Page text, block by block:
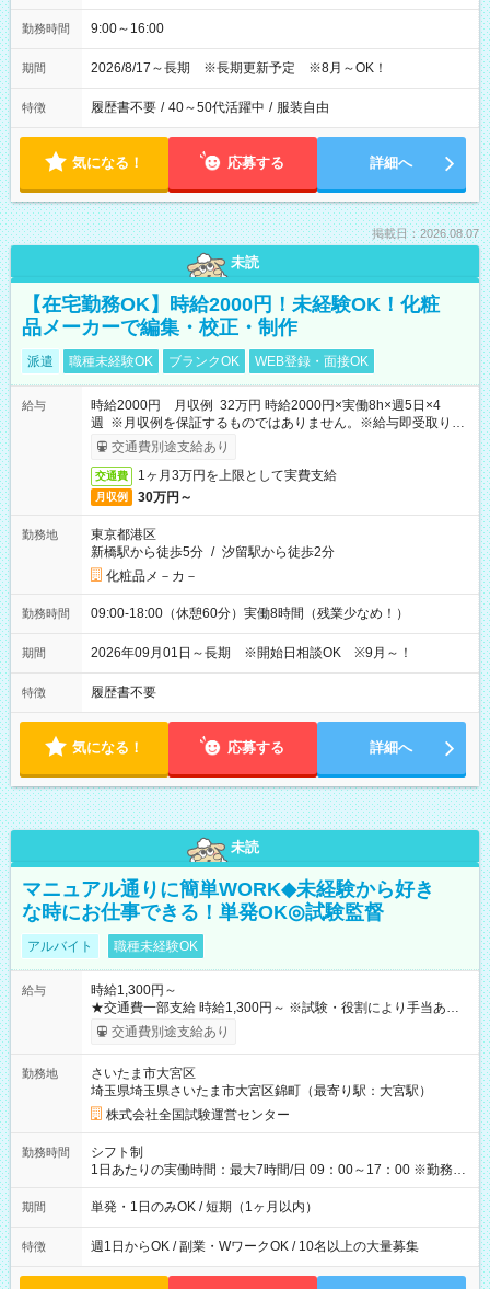
勤務時間 9:00～16:00
期間 2026/8/17～長期 ※長期更新予定 ※8月～OK！
特徴 履歴書不要 / 40～50代活躍中 / 服装自由
気になる！ 応募する 詳細へ
掲載日：2026.08.07
未読
【在宅勤務OK】時給2000円！未経験OK！化粧
品メーカーで編集・校正・制作
派遣 職種未経験OK ブランクOK WEB登録・面接OK
給与
時給2000円 月収例 32万円 時給2000円×実働8h×週5日×4
週 ※月収例を保証するものではありません。※給与即受取りサ
ービス利用可（利用条件有）
交通費別途支給あり
交通費 1ヶ月3万円を上限として実費支給
月収例 30万円～
勤務地
東京都港区
新橋駅から徒歩5分 / 汐留駅から徒歩2分
化粧品メ－カ－
勤務時間 09:00-18:00（休憩60分）実働8時間（残業少なめ！）
期間 2026年09月01日～長期 ※開始日相談OK ※9月～！
特徴 履歴書不要
気になる！ 応募する 詳細へ
未読
マニュアル通りに簡単WORK◆未経験から好き
な時にお仕事できる！単発OK◎試験監督
アルバイト 職種未経験OK
給与
時給1,300円～
★交通費一部支給 時給1,300円～ ※試験・役割により手当あり
※勤務回数により昇給あり 【即給（前払い）オプションあ
り！】 希望される場合、勤務から1週間ほどで給与の一部を受け
例】 ・河合塾模擬試験 8:30～17:30（休憩1時間） 時給1,300円
×8時間＝日収10,400円＋交通費 ※当日の役割により時給＋100
円の場合あり ・国家試験 7:00～13:30（休憩なし） 時給1,300
円（役割手当＋100円）×6時間＝日収8,400円＋交通費 【試用期
間】試用期間なし
交通費別途支給あり
勤務地
さいたま市大宮区
埼玉県埼玉県さいたま市大宮区錦町（最寄り駅：大宮駅）
株式会社全国試験運営センター
勤務時間
シフト制
1日あたりの実働時間：最大7時間/日 09：00～17：00 ※勤務時
間は 試験により異なります。
期間 単発・1日のみOK / 短期（1ヶ月以内）
特徴 週1日からOK / 副業・WワークOK / 10名以上の大量募集